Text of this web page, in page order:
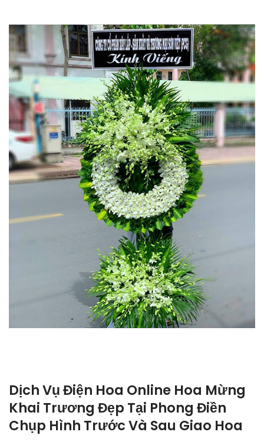
Dịch Vụ Điện Hoa Online Hoa Mừng
Khai Trương Đẹp Tại Phong Điền
Chụp Hình Trước Và Sau Giao Hoa